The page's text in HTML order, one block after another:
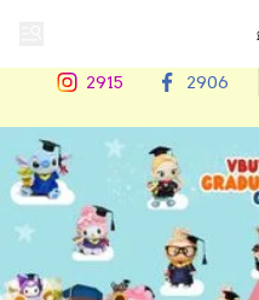
2915 2906